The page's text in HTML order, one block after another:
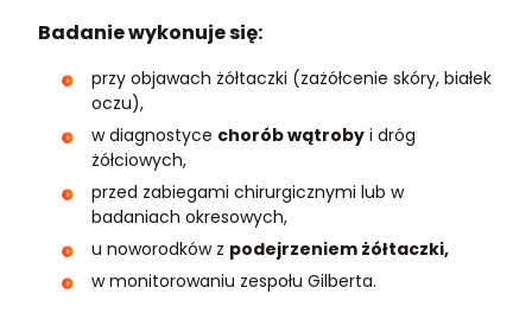
Badanie wykonuje się:
przy objawach żółtaczki (zażółcenie skóry, białek
oczu),
w diagnostyce chorób wątroby i dróg
żółciowych,
przed zabiegami chirurgicznymi lub w
badaniach okresowych,
u noworodków z podejrzeniem żółtaczki,
w monitorowaniu zespołu Gilberta.